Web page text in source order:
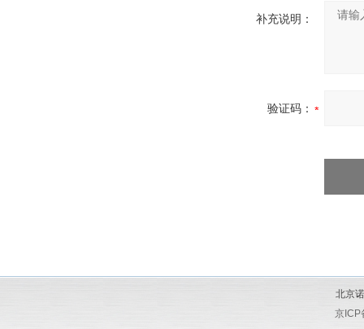
补充说明：
验证码：
北京
京ICP